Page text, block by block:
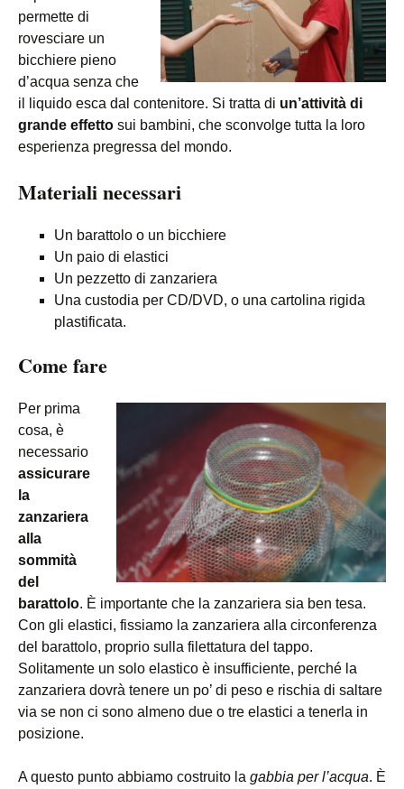
permette di
rovesciare un
bicchiere pieno
d’acqua senza che
il liquido esca dal contenitore. Si tratta di un’attività di
grande effetto sui bambini, che sconvolge tutta la loro
esperienza pregressa del mondo.
Materiali necessari
Un barattolo o un bicchiere
Un paio di elastici
Un pezzetto di zanzariera
Una custodia per CD/DVD, o una cartolina rigida
plastificata.
Come fare
Per prima
cosa, è
necessario
assicurare
la
zanzariera
alla
sommità
del
barattolo. È importante che la zanzariera sia ben tesa.
Con gli elastici, fissiamo la zanzariera alla circonferenza
del barattolo, proprio sulla filettatura del tappo.
Solitamente un solo elastico è insufficiente, perché la
zanzariera dovrà tenere un po’ di peso e rischia di saltare
via se non ci sono almeno due o tre elastici a tenerla in
posizione.
A questo punto abbiamo costruito la gabbia per l’acqua. È